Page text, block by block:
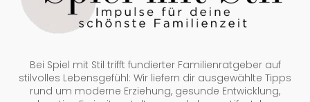
Bei Spiel mit Stil trifft fundierter Familienratgeber auf
stilvolles Lebensgefühl: Wir liefern dir ausgewählte Tipps
rund um moderne Erziehung, gesunde Entwicklung,